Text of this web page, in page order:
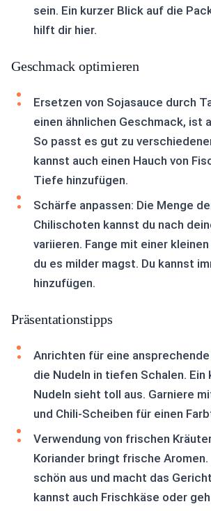
sein. Ein kurzer Blick auf die
hilft dir hier.
Geschmack optimieren
Ersetzen von Sojasauce durch
einen ähnlichen Geschmack, ist
So passt es gut zu
kannst auch einen Hauch von
Tiefe hinzufügen.
Schärfe anpassen: Die Menge
Chilischoten kannst du nach
variieren. Fange mit einer
du es milder magst. Du kannst
hinzufügen.
Präsentationstipps
Anrichten für eine
die Nudeln in tiefen Schalen. Ein
Nudeln sieht toll aus. Garniere
und Chili-Scheiben für einen
Verwendung von frischen
Koriander bringt frische
schön aus und macht das
kannst auch Frischkäse oder